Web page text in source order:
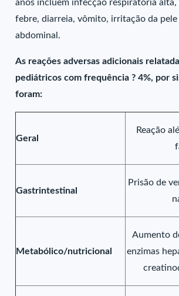
anos incluem infecção respiratória alta,
febre, diarreia, vômito, irritação da pele
abdominal.
As reações adversas adicionais
pediátricos com frequência ? 4%, por
foram:
Geral
Reação
Gastrintestinal
Prisão de
Metabólico/nutricional
Aumento
enzimas